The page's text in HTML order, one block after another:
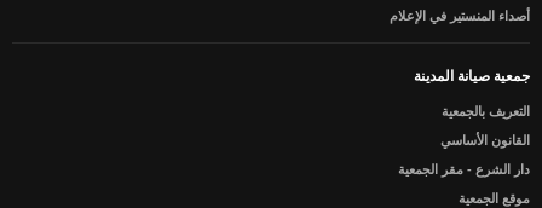
أصداء المنستير في الإعلام
جمعية صيانة المدينة
التعريف بالجمعية
القانون الأساسي
دار الشرع - مقر الجمعية
موقع الجمعية